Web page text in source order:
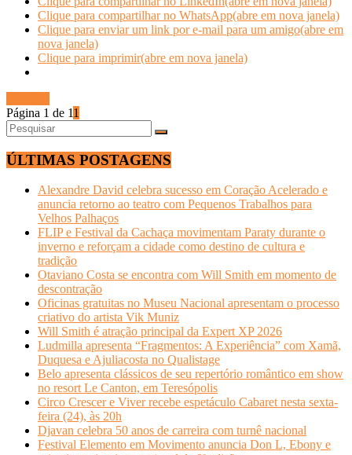
Clique para compartilhar no WhatsApp(abre em nova janela)
Clique para enviar um link por e-mail para um amigo(abre em
nova janela)
Clique para imprimir(abre em nova janela)
Página 1 de 11
ÚLTIMAS POSTAGENS
Alexandre David celebra sucesso em Coração Acelerado e
anuncia retorno ao teatro com Pequenos Trabalhos para
Velhos Palhaços
FLIP e Festival da Cachaça movimentam Paraty durante o
inverno e reforçam a cidade como destino de cultura e
tradição
Otaviano Costa se encontra com Will Smith em momento de
descontração
Oficinas gratuitas no Museu Nacional apresentam o processo
criativo do artista Vik Muniz
Will Smith é atração principal da Expert XP 2026
Ludmilla apresenta “Fragmentos: A Experiência” com Xamã,
Duquesa e Ajuliacosta no Qualistage
Belo apresenta clássicos de seu repertório romântico em show
no resort Le Canton, em Teresópolis
Circo Crescer e Viver recebe espetáculo Cabaret nesta sexta-
feira (24), às 20h
Djavan celebra 50 anos de carreira com turnê nacional
Festival Elemento em Movimento anuncia Don L, Ebony e